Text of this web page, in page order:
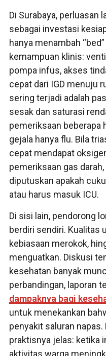
Di Surabaya, perluasan
sebagai investasi
hanya menambah
kemampuan klinis:
pompa infus, akses
cepat dari IGD menuju
sering terjadi adalah
sesak dan saturasi
pemeriksaan beberapa
gejala hanya flu. Bila
cepat mendapat
pemeriksaan gas
diputuskan apakah
atau harus masuk ICU.
Di sisi lain, pendorong
berdiri sendiri. Kualitas
kebiasaan merokok,
menguatkan. Diskusi
kesehatan banyak
perbandingan, laporan
dampaknya bagi
untuk menekankan
penyakit saluran napas.
praktisnya jelas: ketika
aktivitas warga